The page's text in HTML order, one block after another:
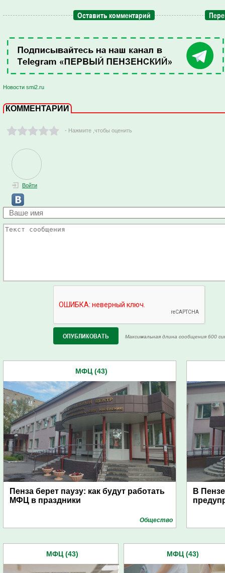
Оставить комментарий
Новости smi2.ru
КОММЕНТАРИИ
- Нажмите ,чтобы оценить
Войти
Максимальная длина сообщения 600
МФЦ (43)
Пенза берет паузу: как будут работать
МФЦ в праздники
Общество
В
МФЦ (43) МФЦ (43)